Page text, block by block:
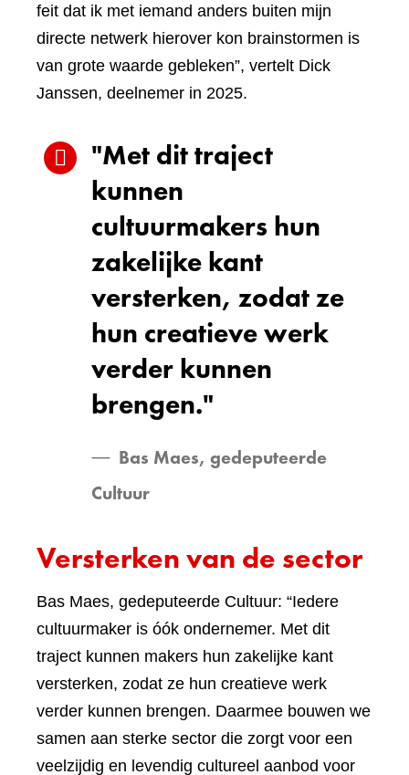
feit dat ik met iemand anders buiten mijn
directe netwerk hierover kon brainstormen is
van grote waarde gebleken”, vertelt Dick
Janssen, deelnemer in 2025.
"Met dit traject
kunnen
cultuurmakers hun
zakelijke kant
versterken, zodat ze
hun creatieve werk
verder kunnen
brengen."
Bas Maes, gedeputeerde
Cultuur
Versterken van de sector
Bas Maes, gedeputeerde Cultuur: “Iedere
cultuurmaker is óók ondernemer. Met dit
traject kunnen makers hun zakelijke kant
versterken, zodat ze hun creatieve werk
verder kunnen brengen. Daarmee bouwen we
samen aan sterke sector die zorgt voor een
veelzijdig en levendig cultureel aanbod voor